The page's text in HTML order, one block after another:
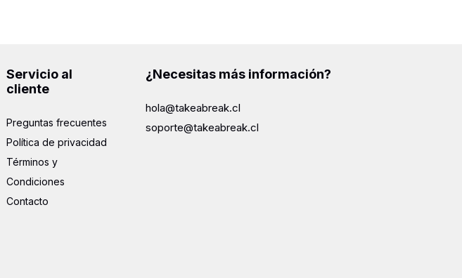
Servicio al
cliente
Preguntas frecuentes
Política de privacidad
Términos y
Condiciones
Contacto
¿Necesitas más información?
hola@takeabreak.cl
soporte@takeabreak.cl